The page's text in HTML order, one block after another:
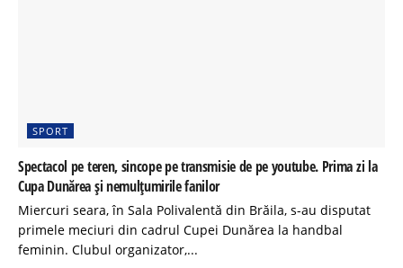
SPORT
Spectacol pe teren, sincope pe transmisie de pe youtube. Prima zi la
Cupa Dunărea și nemulțumirile fanilor
Miercuri seara, în Sala Polivalentă din Brăila, s-au disputat
primele meciuri din cadrul Cupei Dunărea la handbal
feminin. Clubul organizator,...